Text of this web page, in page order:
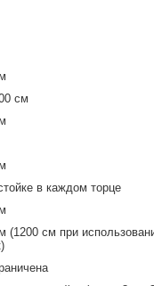
см
в каждом торце
(1200 см при